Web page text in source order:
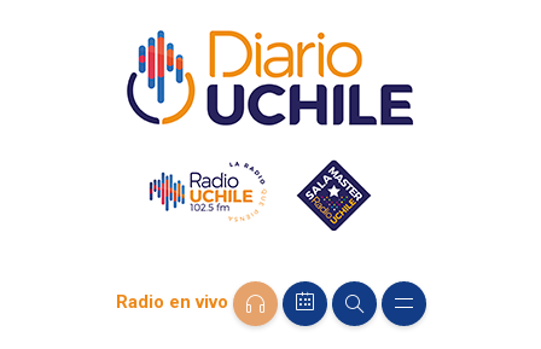
Radio en vivo